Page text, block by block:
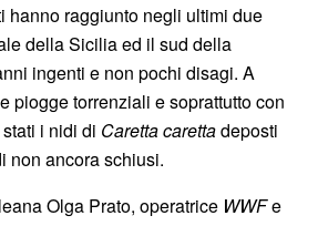
hanno raggiunto negli ultimi due
della Sicilia ed il sud della
ingenti e non pochi disagi. A
piogge torrenziali e soprattutto con
i nidi di Caretta carettadeposti
non ancora schiusi.
Olga Prato, operatrice WWFe